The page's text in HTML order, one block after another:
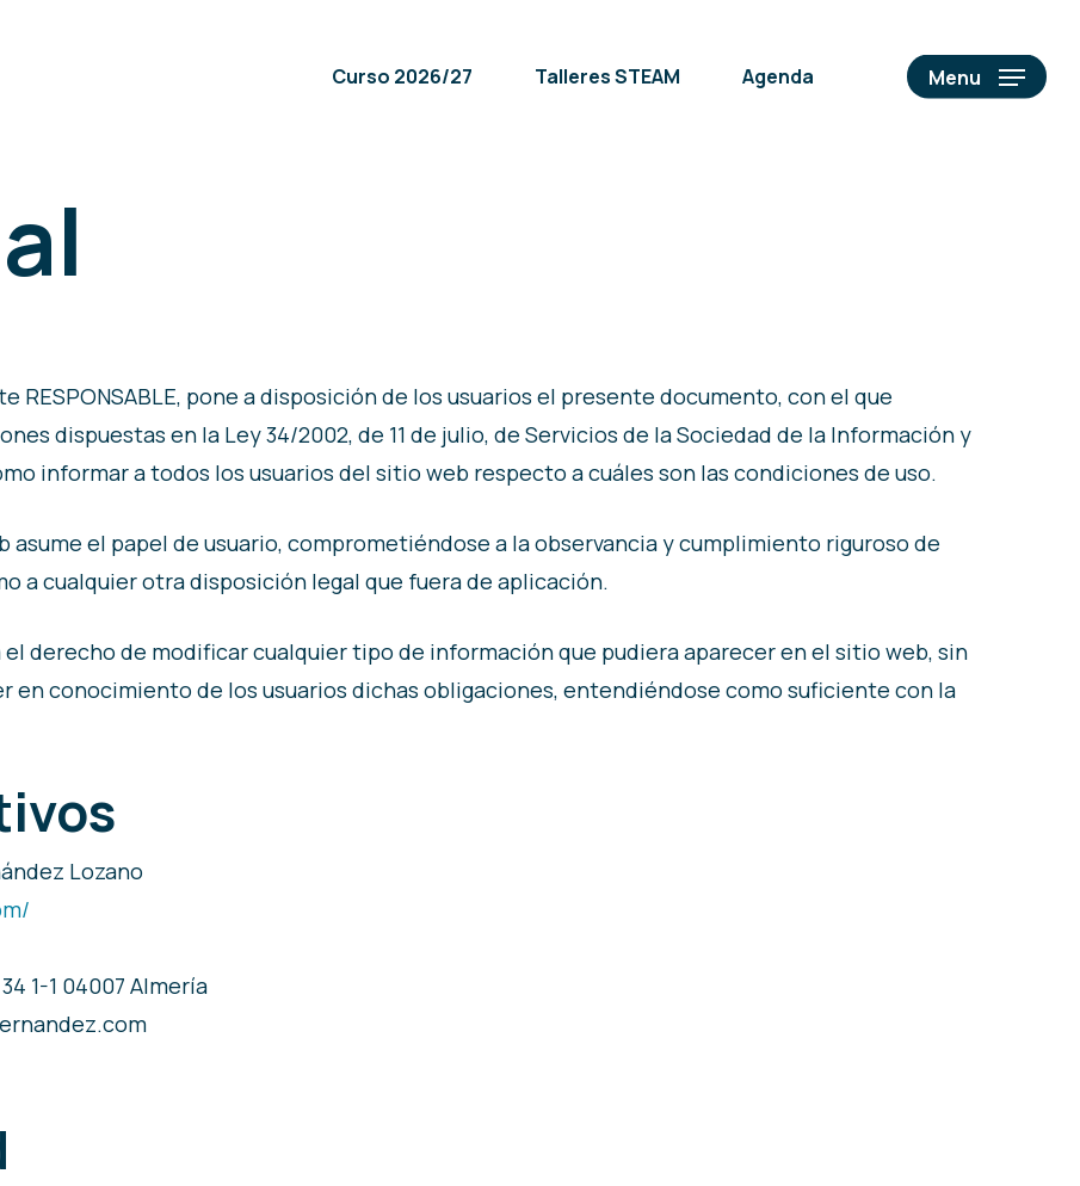
Curso 2026/27 Talleres STEAM Agenda Menu
RESPONSABLE, pone a disposición de los usuarios el presente documento, con el que
dispuestas en la Ley 34/2002, de 11 de julio, de Servicios de la Sociedad de la Información y
informar a todos los usuarios del sitio web respecto a cuáles son las condiciones de uso.
asume el papel de usuario, comprometiéndose a la observancia y cumplimiento riguroso de
a cualquier otra disposición legal que fuera de aplicación.
el derecho de modificar cualquier tipo de información que pudiera aparecer en el sitio web, sin
en conocimiento de los usuarios dichas obligaciones, entendiéndose como suficiente con la
Lozano
1-1 04007 Almería